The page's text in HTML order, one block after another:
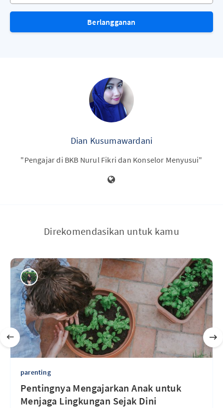
Berlangganan
Dian Kusumawardani
"Pengajar di BKB Nurul Fikri dan Konselor Menyusui"
Direkomendasikan untuk kamu
parenting
Pentingnya Mengajarkan Anak untuk
Menjaga Lingkungan Sejak Dini